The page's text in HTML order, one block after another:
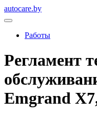
autocare.by
Работы
Регламент
Emgrand